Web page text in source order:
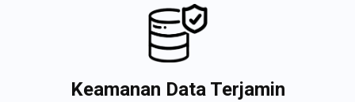
Keamanan Data Terjamin